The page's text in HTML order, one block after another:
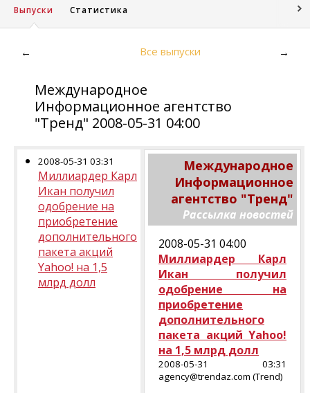
Выпуски Статистика
← Все выпуски →
Международное
Информационное агентство
"Тренд" 2008-05-31 04:00
2008-05-31 03:31
Миллиардер Карл
Икан получил
одобрение на
приобретение
дополнительного
пакета акций
Yahoo! на 1,5
млрд долл
Международное
Информационное
агентство "Тренд"
Рассылка новостей
2008-05-31 04:00
Миллиардер Карл
Икан получил
одобрение на
приобретение
дополнительного
пакета акций Yahoo!
на 1,5 млрд долл
2008-05-31 03:31
agency@trendaz.com (Trend)